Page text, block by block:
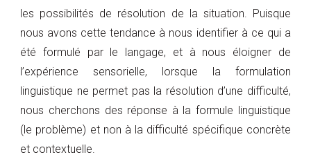
les possibilités de résolution de la situation. Puisque
nous avons cette tendance à nous identifier à ce qui a
été formulé par le langage, et à nous éloigner de
l’expérience sensorielle, lorsque la formulation
linguistique ne permet pas la résolution d’une difficulté,
nous cherchons des réponse à la formule linguistique
(le problème) et non à la difficulté spécifique concrète
et contextuelle.